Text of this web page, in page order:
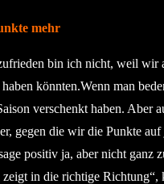
mehr
bin ich nicht, weil wir
könnten.Wenn man
verschenkt haben. Aber
gegen die wir die Punkte
positiv ja, aber nicht ganz
in die richtige Richtung“,